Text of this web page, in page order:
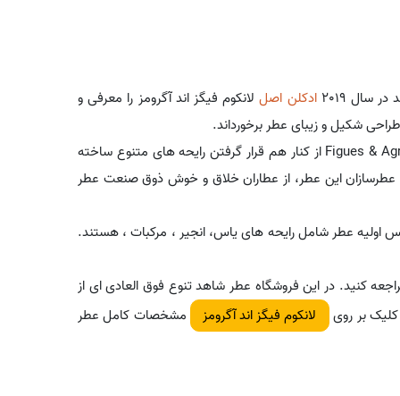
2019 ادکلن اصللانکوم فیگز اند آگرومز را معرفی و
شکیل و زیبای عطر برخورداند.
لانکوم کمپانی متعلق به فرانسه است. لانکوم فیگز اند آگرومز - Figues & Agrumes از کنار هم قرار گرفتن رایحه های متنوع ساخته
این عطر، از عطاران خلاق و خوش ذوق صنعت عطر
عطر شامل رایحه های یاس، انجیر ، مرکبات ، هستند.
کنید. در این فروشگاه عطر شاهد تنوع فوق العادی ای از
کلیک بر روی
لانکوم فیگز اند آگرومز مشخصات کامل عطر